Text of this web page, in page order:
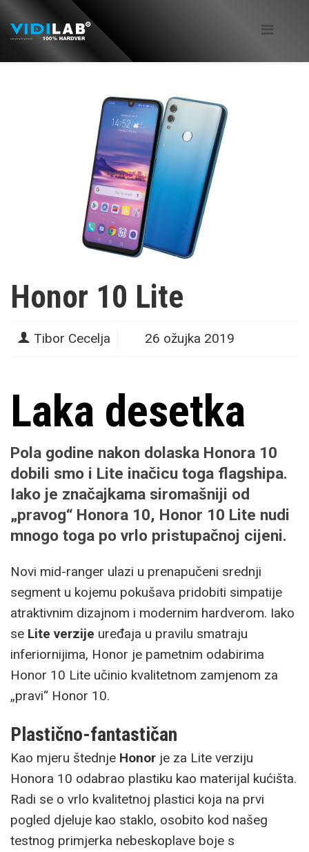
Honor 10 Lite
Tibor Cecelja 26 ožujka 2019
Laka desetka
Pola godine nakon dolaska Honora 10
dobili smo i Lite inačicu toga flagshipa.
Iako je značajkama siromašniji od
„pravog“ Honora 10, Honor 10 Lite nudi
mnogo toga po vrlo pristupačnoj cijeni.
Novi mid-ranger ulazi u prenapučeni srednji
segment u kojemu pokušava pridobiti simpatije
atraktivnim dizajnom i modernim hardverom. Iako
se Lite verzije uređaja u pravilu smatraju
inferiornijima, Honor je pametnim odabirima
Honor 10 Lite učinio kvalitetnom zamjenom za
„pravi“ Honor 10.
Plastično-fantastičan
Kao mjeru štednje Honor je za Lite verziju
Honora 10 odabrao plastiku kao materijal kućišta.
Radi se o vrlo kvalitetnoj plastici koja na prvi
pogled djeluje kao staklo, osobito kod našeg
testnog primjerka nebeskoplave boje s